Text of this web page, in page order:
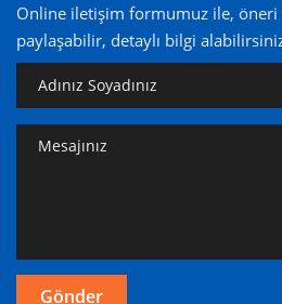
Online iletişim formumuz ile,
paylaşabilir, detaylı bilgi